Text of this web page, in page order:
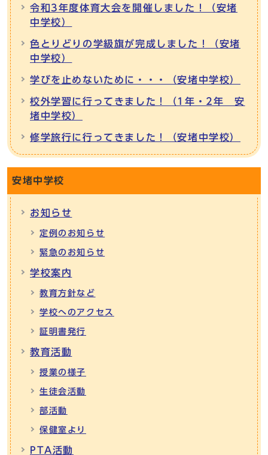
令和3年度体育大会を開催しました！（安堵
中学校）
色とりどりの学級旗が完成しました！（安堵
中学校）
学びを止めないために・・・（安堵中学校）
校外学習に行ってきました！（1年・2年 安
堵中学校）
修学旅行に行ってきました！（安堵中学校）
安堵中学校
お知らせ
定例のお知らせ
緊急のお知らせ
学校案内
教育方針など
学校へのアクセス
証明書発行
教育活動
授業の様子
生徒会活動
部活動
保健室より
PTA活動